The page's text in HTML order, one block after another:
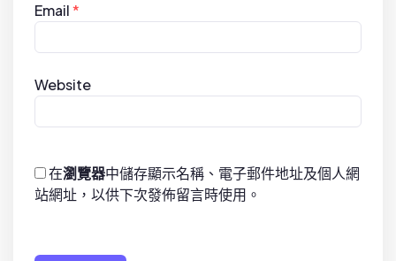
Email*
Website
在瀏覽器中儲存顯示名稱、電子郵件地址及個人網
站網址，以供下次發佈留言時使用。